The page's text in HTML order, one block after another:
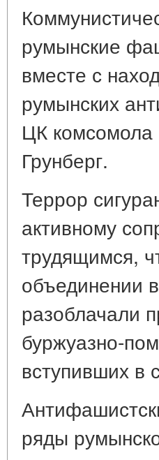
румынские
вместе с
румынских
ЦК
Грунберг.
Террор
активному
трудящимся,
объединении
разоблачали
буржуазно-
вступивших в
ряды